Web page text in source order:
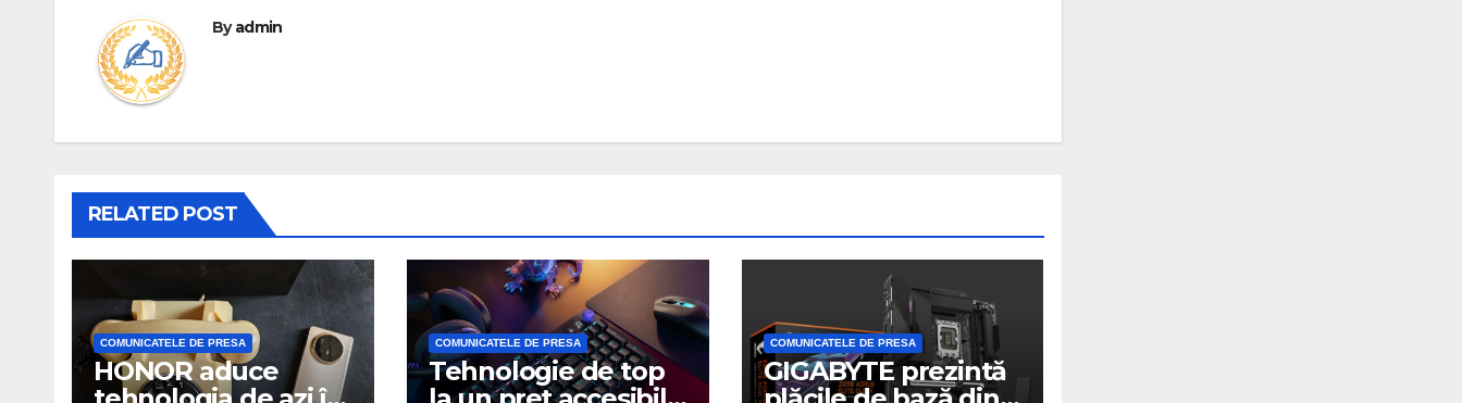
Byadmin
RELATED POST
COMUNICATELE DE PRESA
HONOR aduce
COMUNICATELE DE PRESA
Tehnologie de top
COMUNICATELE DE PRESA
GIGABYTE prezintă